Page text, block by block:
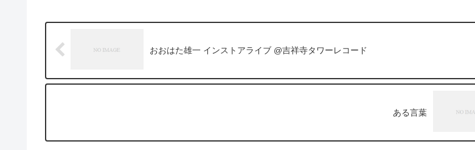
おおはた雄一 インストアライブ @吉祥寺タワーレコード
ある言葉